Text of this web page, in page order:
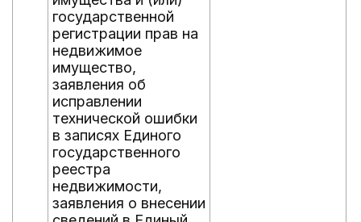
государственной
регистрации прав на
недвижимое
имущество,
заявления об
исправлении
технической ошибки
в записях Единого
государственного
реестра
недвижимости,
заявления о внесении